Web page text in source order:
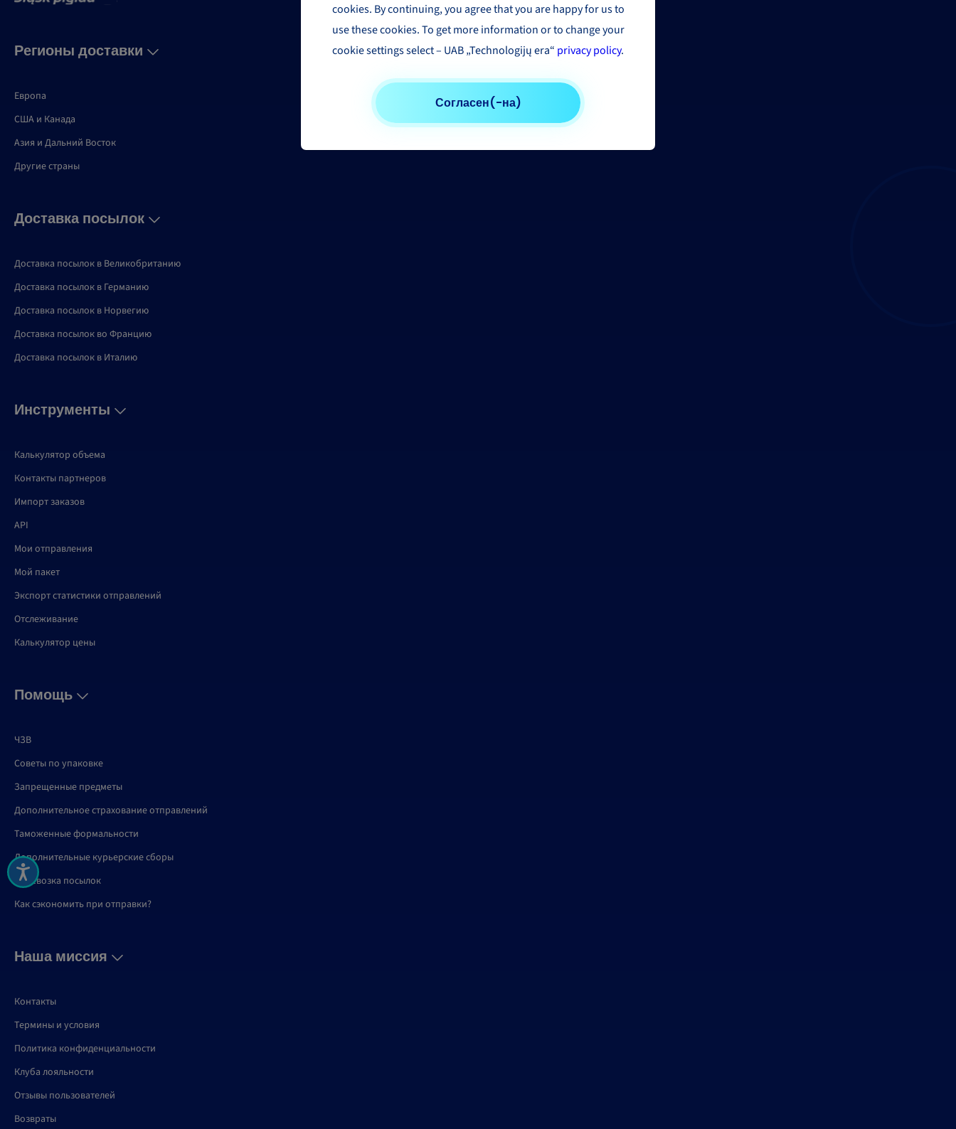
Регионы доставки
Европа
США и Канадa
Азия и Дальний Восток
Другие страны
Доставка посылок
Доставка посылок в Великобританию
Доставка посылок в Германию
Доставка посылок в Норвегию
Доставка посылок во Францию
Доставка посылок в Италию
Инструменты
Калькулятор объема
Контакты партнеров
Импорт заказов
API
Мои отправления
Мой пакет
Экспорт статистики отправлений
Отслеживание
Калькулятор цены
Помощь
ЧЗВ
Советы по упаковке
Запрещенные предметы
Дополнительное страхование отправлений
Таможенные формальности
Дополнительные курьерские сборы
Перевозка посылок
Как сэкономить при отправки?
Наша миссия
Контакты
Термины и условия
Политика конфиденциальности
Клуба лояльности
Отзывы пользователей
Возвраты
cookies. By continuing, you agree that you are happy for us to
use these cookies. To get more information or to change your
cookie settings select – UAB „Technologijų era“ privacy policy.
Согласен(-на)